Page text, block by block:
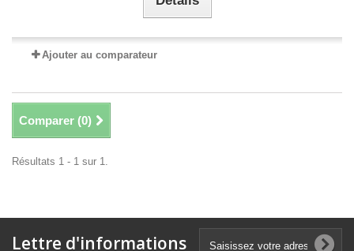
Ajouter au comparateur
Comparer (0)
Résultats 1 - 1 sur 1.
Lettre d'informations